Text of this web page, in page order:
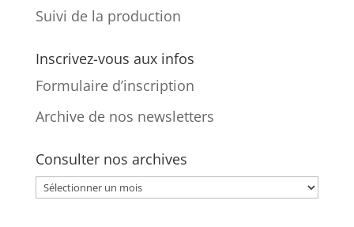
Suivi de la production
Inscrivez-vous aux infos
Formulaire d’inscription
Archive de nos newsletters
Consulter nos archives
Consulter